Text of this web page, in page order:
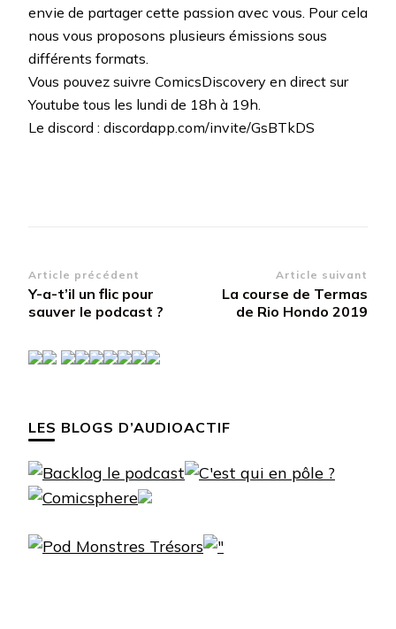
envie de partager cette passion avec vous. Pour cela
nous vous proposons plusieurs émissions sous
différents formats.
Vous pouvez suivre ComicsDiscovery en direct sur
Youtube tous les lundi de 18h à 19h.
Le discord : discordapp.com/invite/GsBTkDS
Navigation
d’article
Article précédent
Y-a-t’il un flic pour
sauver le podcast ?
Article suivant
La course de Termas
de Rio Hondo 2019
LES BLOGS D’AUDIOACTIF